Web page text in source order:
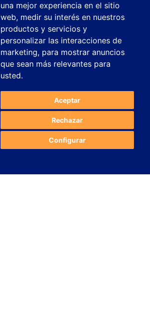
una mejor experiencia en el sitio
web, medir su interés en nuestros
productos y servicios y
personalizar las interacciones de
marketing, para mostrar anuncios
que sean más relevantes para
usted.
Aceptar
Rechazar
Configurar